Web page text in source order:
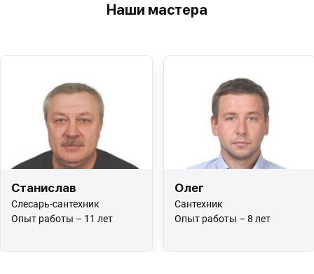
Наши мастера
Станислав
Слесарь-сантехник
Опыт работы – 11 лет
Олег
Сантехник
Опыт работы – 8 лет